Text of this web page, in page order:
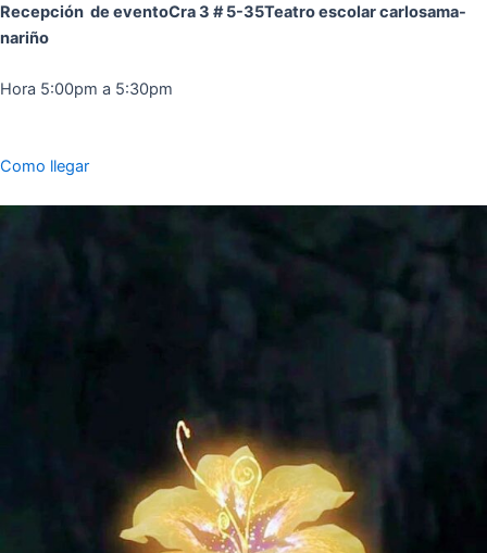
Recepción de eventoCra 3 # 5-35Teatro escolar carlosama-
nariño
Hora 5:00pm a 5:30pm
Como llegar